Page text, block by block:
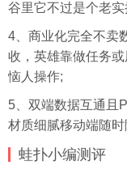
谷里它不过是个老
4、商业化完全不卖
收，英雄靠做任务
恼人操作;
5、双端数据互通且
材质细腻移动端随时
蛙扑小编测评